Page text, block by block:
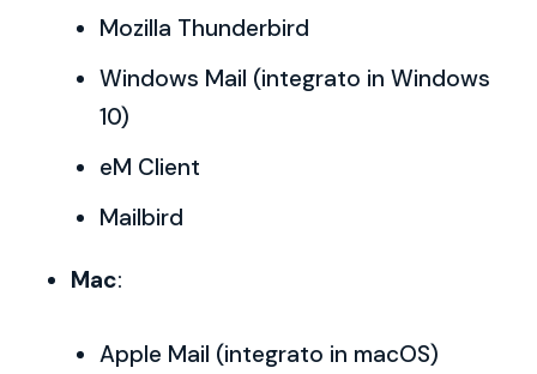
Mozilla Thunderbird
Windows Mail (integrato in Windows
10)
eM Client
Mailbird
Mac:
Apple Mail (integrato in macOS)